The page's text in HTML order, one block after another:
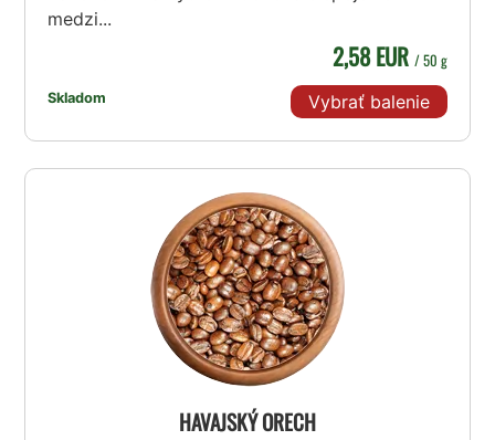
medzi...
Skladom
2,58 EUR / 50 g
Vybrať balenie
HAVAJSKÝ ORECH